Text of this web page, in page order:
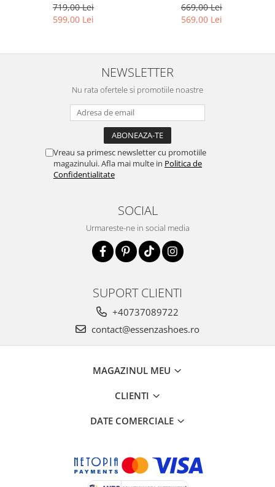
719,00 Lei
599,00 Lei
669,00 Lei
569,00 Lei
NEWSLETTER
Nu rata ofertele si promotiile noastre
Vreau sa primesc newsletter cu promotiile
magazinului. Afla mai multe in Politica de
Confidentialitate
SOCIAL
Urmareste-ne in social media
SUPORT CLIENTI
+40737089722
contact@essenzashoes.ro
MAGAZINUL MEU
CLIENTI
DATE COMERCIALE